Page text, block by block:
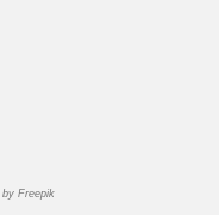
by Freepik